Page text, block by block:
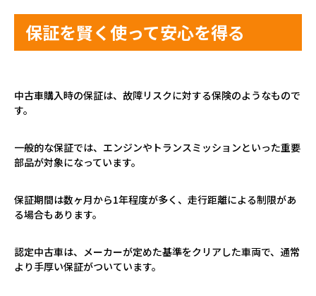
保証を賢く使って安心を得る
中古車購入時の保証は、故障リスクに対する保険のようなもので
す。
一般的な保証では、エンジンやトランスミッションといった重要
部品が対象になっています。
保証期間は数ヶ月から1年程度が多く、走行距離による制限があ
る場合もあります。
認定中古車は、メーカーが定めた基準をクリアした車両で、通常
より手厚い保証がついています。